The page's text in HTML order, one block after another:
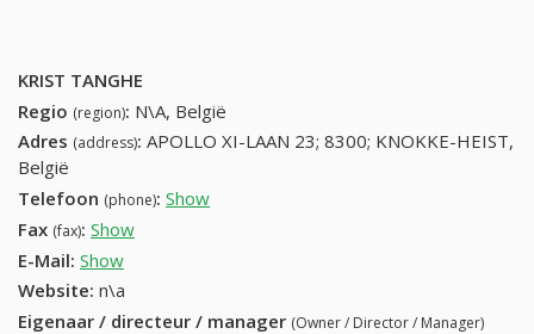
KRIST TANGHE
Regio (region): N\A, België
Adres (address): APOLLO XI-LAAN 23; 8300; KNOKKE-HEIST,
België
Telefoon (phone): Show
Fax (fax): Show
E-Mail: Show
Website: n\a
Eigenaar / directeur / manager (Owner / Director / Manager)